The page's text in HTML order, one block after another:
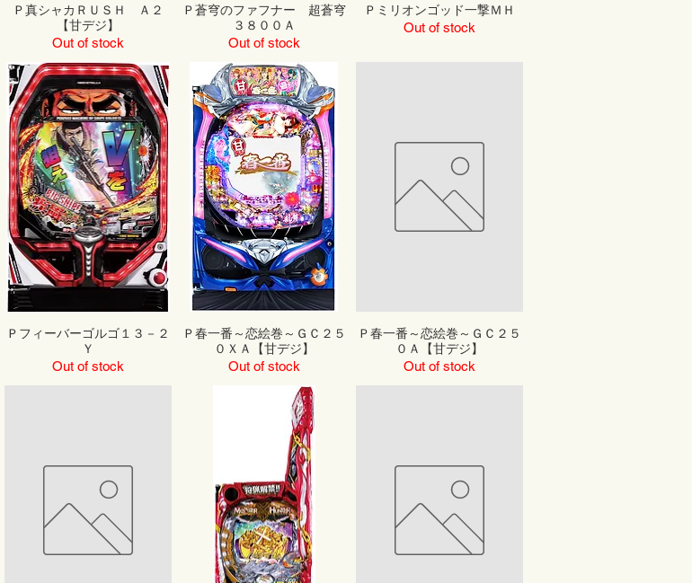
Ｐ真シャカＲＵＳＨ Ａ２
【甘デジ】
Out of stock
Ｐ蒼穹のファフナー 超蒼穹
３８００Ａ
Out of stock
Ｐミリオンゴッド一撃ＭＨ
Out of stock
Ｐフィーバーゴルゴ１３－２
Ｙ
Out of stock
Ｐ春一番～恋絵巻～ＧＣ２５
０ＸＡ【甘デジ】
Out of stock
Ｐ春一番～恋絵巻～ＧＣ２５
０Ａ【甘デジ】
Out of stock